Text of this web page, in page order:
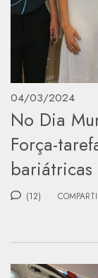
04/03/2024
No Dia
Força-
bariátricas
(12)